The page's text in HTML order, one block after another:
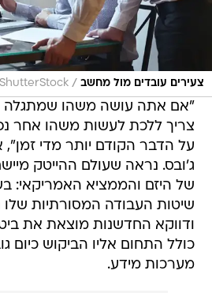
צעירים עובדים מול מחשב /
ShutterStock
"אם אתה עושה משהו שמתגלה
צריך ללכת לעשות משהו אחר
על הדבר הקודם יותר מדי
ג'ובס. נראה שעולם ההייטק
של היזם והממציא האמריקאי:
שיטות העבודה המסורתיות
ודווקא החדשנות מוצאת את
כולל התחום אליו הביקוש
מערכות מידע.